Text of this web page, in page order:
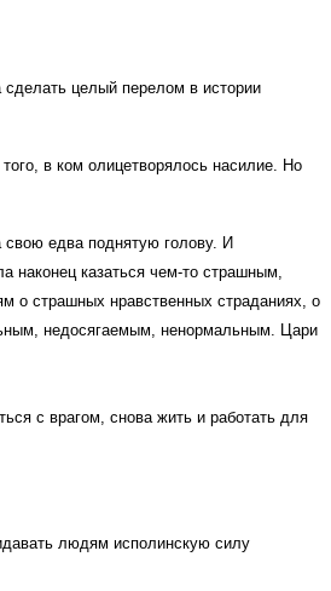
целый перелом в истории
в ком олицетворялось насилие. Но
свою едва поднятую голову. И
наконец казаться чем-то страшным,
о страшных нравственных страданиях, о
недосягаемым, ненормальным. Цари
с врагом, снова жить и работать для
людям исполинскую силу